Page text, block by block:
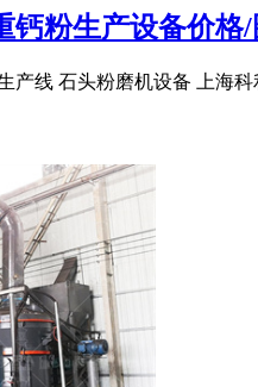
钙粉生产设备价格
产线 石头粉磨机设备 上海